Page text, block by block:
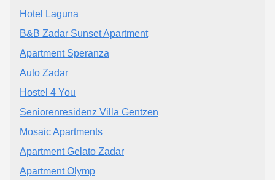
Hotel Laguna
B&B Zadar Sunset Apartment
Apartment Speranza
Auto Zadar
Hostel 4 You
Seniorenresidenz Villa Gentzen
Mosaic Apartments
Apartment Gelato Zadar
Apartment Olymp